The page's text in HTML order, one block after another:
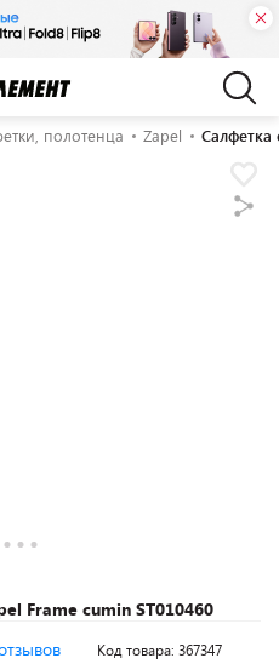
полотенца Zapel Салфетка
Frame cumin ST010460
Код товара: 367347